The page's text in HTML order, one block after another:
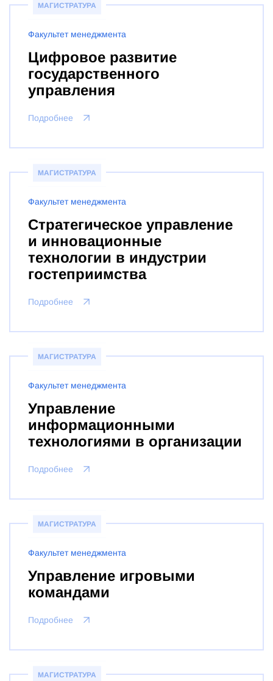
МАГИСТРАТУРА
Факультет менеджмента
Цифровое развитие
государственного
управления
Подробнее
МАГИСТРАТУРА
Факультет менеджмента
Стратегическое управление
и инновационные
технологии в индустрии
гостеприимства
Подробнее
МАГИСТРАТУРА
Факультет менеджмента
Управление
информационными
технологиями в организации
Подробнее
МАГИСТРАТУРА
Факультет менеджмента
Управление игровыми
командами
Подробнее
МАГИСТРАТУРА